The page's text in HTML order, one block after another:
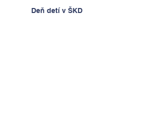
Deň detí v ŠKD